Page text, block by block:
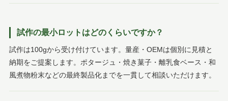
試作の最小ロットはどのくらいですか？
試作は100gから受け付けています。量産・OEMは個別に見積と
納期をご提案します。ポタージュ・焼き菓子・離乳食ベース・和
風煮物粉末などの最終製品化までを一貫して相談いただけます。